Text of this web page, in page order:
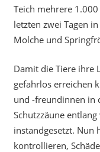
Teich mehrere 1.000
letzten zwei Tagen
Molche und
Damit die Tiere ihre
gefahrlos erreichen
und -freundinnen in
Schutzzäune
instandgesetzt. Nun
kontrollieren,